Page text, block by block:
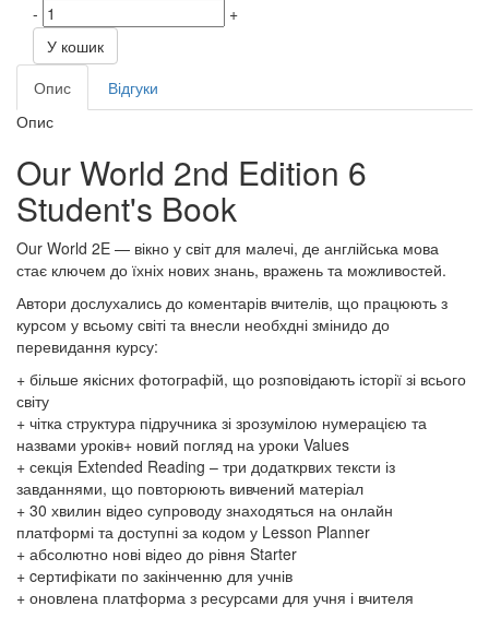
-
+
У кошик
Опис
Відгуки
Опис
Our World 2nd Edition 6
Student's Book
Our World 2E — вікно у світ для малечі, де англійська мова
стає ключем до їхніх нових знань, вражень та можливостей. ​
Автори дослухались до коментарів вчителів, що працюють з
курсом у всьому світі та внесли необхдні змінидо до
перевидання курсу:
+ більше якісних фотографій, що розповідають історії зі всього
світу
+ чітка структура підручника зі зрозумілою нумерацією та
назвами уроків+ новий погляд на уроки Values
+ секція Extended Reading – три додаткрвих тексти із
завданнями, що повторюють вивчений матеріал
+ 30 хвилин відео супроводу знаходяться на онлайн
платформі та доступні за кодом у Lesson Planner
+ абсолютно нові відео до рівня Starter
+ cертифікати по закінченню для учнів​
+ оновлена платформа з ресурсами для учня і вчителя